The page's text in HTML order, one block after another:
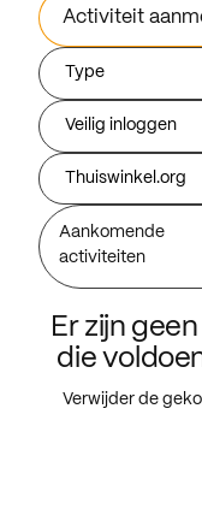
Activiteit
Type
Veilig inloggen
Thuiswinkel.org
Aankomende
activiteiten
Er zijn
die
Verwijder de